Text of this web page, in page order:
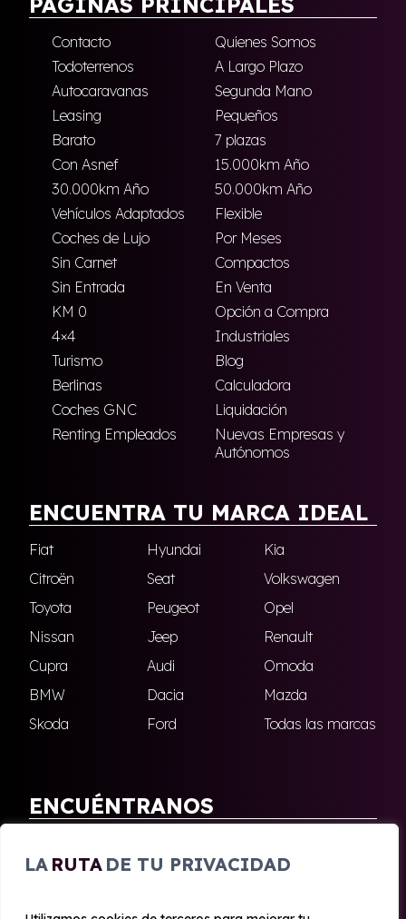
LA RUTA DE TU PRIVACIDAD
Contacto
Quienes Somos
Todoterrenos
A Largo Plazo
Autocaravanas
Segunda Mano
Leasing
Pequeños
Barato
7 plazas
Con Asnef
15.000km Año
30.000km Año
50.000km Año
Vehículos Adaptados
Flexible
Coches de Lujo
Por Meses
Sin Carnet
Compactos
Sin Entrada
En Venta
KM 0
Opción a Compra
4×4
Industriales
Turismo
Blog
Berlinas
Calculadora
Coches GNC
Liquidación
Renting Empleados
Nuevas Empresas y
Autónomos
ENCUENTRA TU MARCA IDEAL
Fiat Hyundai
Kia
Citroën
Seat
Volkswagen
Toyota
Peugeot
Opel
Nissan
Jeep
Renault
Cupra
Audi
Omoda
BMW
Dacia
Mazda
Skoda
Ford Todas las marcas
ENCUÉNTRANOS
Marbella
Nerja